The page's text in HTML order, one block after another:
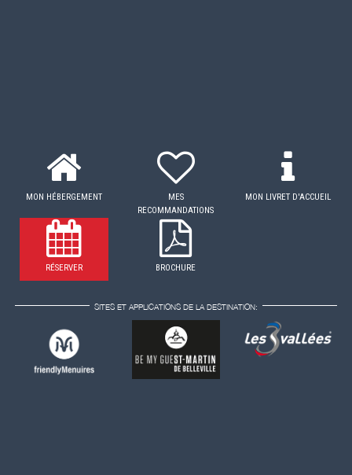
MON HÉBERGEMENT
MES
RECOMMANDATIONS
MON LIVRET D'ACCUEIL
RÉSERVER BROCHURE
SITES ET APPLICATIONS DE LA DESTINATION: